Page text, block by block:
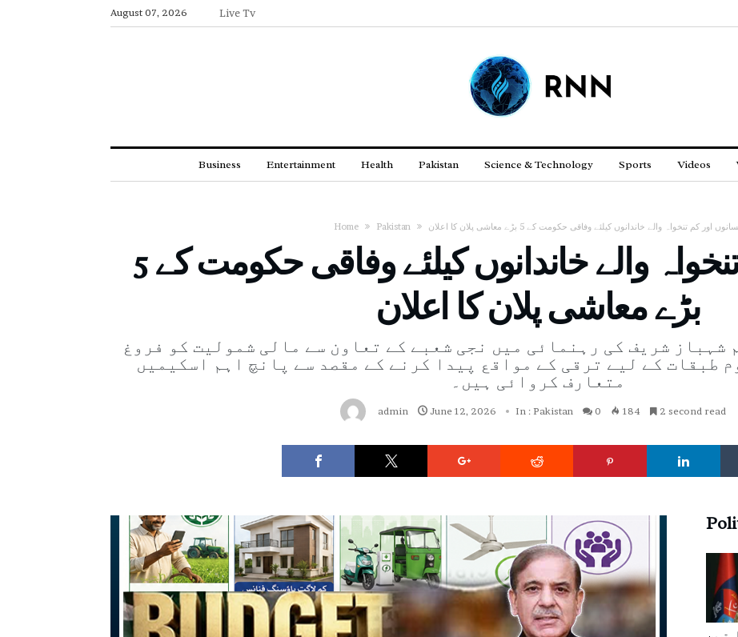
August 07, 2026 Live Tv
Business Entertainment Health Pakistan Science & Technology Sports Videos
Home Pakistan اور کم تنخواہ والے خاندانوں کیلئے وفاقی حکومت کے 5 بڑے معاشی پلان کا اعلان
کسانوں اور کم تنخواہ والے خاندانوں کیلئے وفاقی حکومت کے 5
بڑے معاشی پلان کا اعلان
شہباز شریف کی رہنمائی میں نجی شعبے کے تعاون سے مالی شمولیت کو فروغ
طبقات کے لیے ترقی کے مواقع پیدا کرنے کے مقصد سے پانچ اہم اسکیمیں
متعارف کروائی ہیں۔
admin June 12, 2026 In : Pakistan 0 184 2 second read